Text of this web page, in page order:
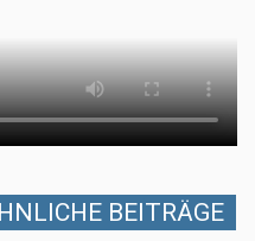
BEITRÄGE